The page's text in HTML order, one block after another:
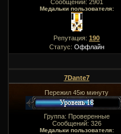
Сообщений: 2901
Медальки пользователя:
Репутация: 190
Статус: Оффлайн
7Dante7
Пережил 45ю минуту
Группа: Проверенные
Сообщений: 326
Медальки пользователя: